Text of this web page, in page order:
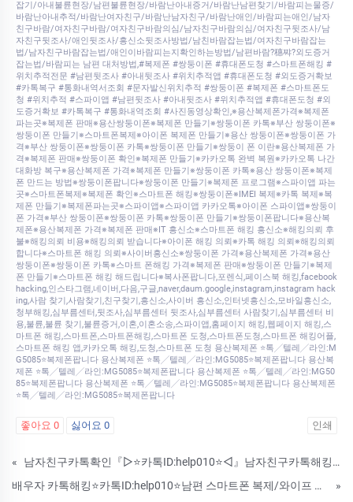
잡기/아내불륜현장/남편불륜현장/바람난아내증거/바람난남편찾기/바람피는물증/
바람난아내추적/바람난여자친구/바람난남자친구/바람난애인/바람피는애인/남자
친구바람/여자친구바람/여자친구바람의심/남자친구바람의심/여자친구뒷조사/남
자친구뒷조사/애인뒷조사/흥신소뒷조사방법/남친바람잡는법/여자친구바람잡는
법/남자친구바람잡는법/애인이바람피는지확인하는방법/남편바람?穗쨔?외도증거
잡는법/바람피는 남편 대처방법,#복제폰 #쌍둥이폰 #휴대폰도청 #스마트폰해킹 #
위치추적전문 #남편뒷조사 #아내뒷조사 #위치추적앱 #휴대폰도청 #외도증거확보
#카톡복구 #통화내역서조회 #문자발신위치추적 #쌍둥이폰 #복제폰 #스마트폰도
청 #위치추적 #스파이앱 #남편뒷조사 #아내뒷조사 #위치추적앱 #휴대폰도청 #외
도증거확보 #카톡복구 #통화내역조회 #사진동영상확인,※용산복제폰가격※복제폰
파는곳※복제폰 판매※용산쌍둥이폰※복제폰 만들기※쌍둥이폰 카톡※부산 쌍둥이폰※
쌍둥이폰 만들기※스마트폰복제※아이폰 복제폰 만들기※용산 쌍둥이폰※쌍둥이폰 가
격※부산 쌍둥이폰※쌍둥이폰 카톡※쌍둥이폰 만들기※쌍둥이 폰 이란※용산복제폰 가
격※복제폰 판매※쌍둥이폰 확인※복제폰 만들기※카카오톡 완벽 복원※카카오톡 나간
대화방 복구※용산복제폰 가격※복제폰 만들기※쌍둥이폰 카톡※용산 쌍둥이폰※복제
폰 만드는 방법※쌍둥이폰팝니다※쌍둥이폰 만들기※복제폰 프로그램※스파이앱 파는
곳※스마트폰복제※복제폰 확인※스마트폰 해킹※쌍둥이폰※IMEI 복제※카톡 복제※복
제폰 만들기※복제폰파는곳※스파이앱※스파이앱 카카오톡※아이폰 스파이앱※쌍둥이
폰 가격※부산 쌍둥이폰※쌍둥이폰 카톡※쌍둥이폰 만들기※쌍둥이폰팝니다※용산복
제폰※용산복제폰 가격※복제폰 판매※IT 흥신소※스마트폰 해킹 흥신소※해킹의뢰 후
불※해킹의뢰 비용※해킹의뢰 받습니다※아이폰 해킹 의뢰※카톡 해킹 의뢰※해킹의뢰
합니다※스마트폰 해킹 의뢰※사이버흥신소※쌍둥이폰 가격※용산복제폰 가격※용산
쌍둥이폰※쌍둥이폰 카톡※스마트 폰해킹 가격※복제폰 판매※쌍둥이폰 만들기※복제
폰 만들기※스마트폰 해킹 해드립니다※복사폰팝니다,포렌식,페이스북 해킹,facebook
hacking,인스타그램,네이버,다음,구글,naver,daum.google,instagram,instagram hack
ing,사람 찾기,사람찾기,친구찾기,흥신소,사이버 흥신소,인터넷흥신소,모바일흥신소,
청부해킹,심부름센터,뒷조사,심부름센터 뒷조사,심부름센터 사람찾기,심부름센터 비
용,불륜,불륜 찾기,불륜증거,이혼,이혼소송,스파이앱,홈페이지 해킹,웹페이지 해킹,스
마트폰 해킹,스마트폰,스마트폰해킹,스마트폰 도청,스마트폰도청,스마트폰 해킹어플,
스마트폰 해킹 앱,카카오톡 해킹,도청,스마트폰 도청 용산복제폰 ⭐톡╱텔레╱라인:M
G5085⭐복제폰팝니다 용산복제폰 ⭐톡╱텔레╱라인:MG5085⭐복제폰팝니다 용산복
제폰 ⭐톡╱텔레╱라인:MG5085⭐복제폰팝니다 용산복제폰 ⭐톡╱텔레╱라인:MG50
85⭐복제폰팝니다 용산복제폰 ⭐톡╱텔레╱라인:MG5085⭐복제폰팝니다 용산복제폰
⭐톡╱텔레╱라인:MG5085⭐복제폰팝니다
좋아요 0 싫어요 0 인쇄
«
남자친구카톡확인『▷⭐카톡ID:help010⭐◁』남자친구카톡해킹#남자친구감시어플#바람난남자친구핸드폰감시어플#핸드폰도청#위치추적#복제폰#쌍둥이폰#카카오톡해킹#핸드폰카메라해킹#여자친구스마트폰위치추적#배우자핸드폰해킹#바람난애인핸드폰감시
배우자 카톡해킹⭐카톡ID:help010⭐남편 스마트폰 복제/와이프 카톡 복제/핸드폰 복제/ESN 복제 프로그램
»